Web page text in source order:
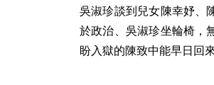
吳淑珍談到兒女陳幸妤、
於政治、吳淑珍坐輪椅，
盼入獄的陳致中能早日回來